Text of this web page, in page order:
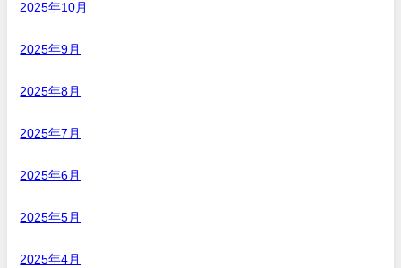
2025年10月
2025年9月
2025年8月
2025年7月
2025年6月
2025年5月
2025年4月